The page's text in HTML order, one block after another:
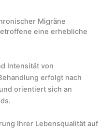
Migräne
eine erhebliche
Intensität von
erfolgt nach
orientiert sich an
Ihrer Lebensqualität auf